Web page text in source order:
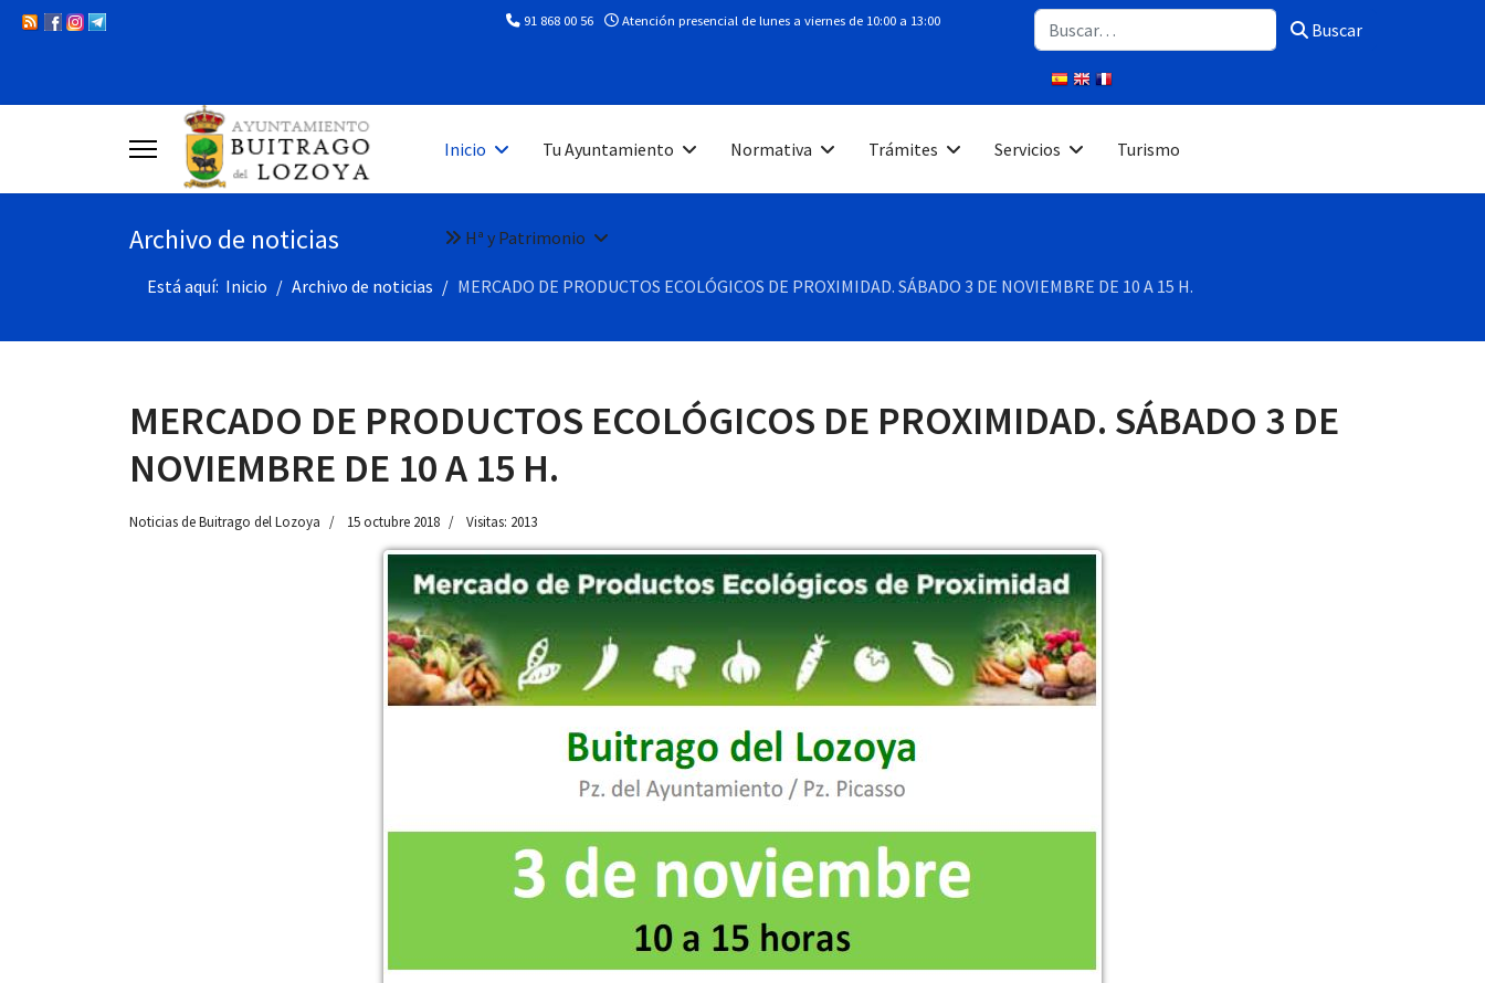
91 868 00 56 Atención presencial de lunes a viernes de 10:00 a 13:00 Buscar Buscar
Inicio Tu Ayuntamiento Normativa Trámites Servicios Turismo
Hª y Patrimonio
Archivo de noticias
Está aquí: Inicio Archivo de noticias MERCADO DE PRODUCTOS ECOLÓGICOS DE PROXIMIDAD. SÁBADO 3 DE NOVIEMBRE DE 10 A 15 H.
MERCADO DE PRODUCTOS ECOLÓGICOS DE PROXIMIDAD. SÁBADO 3 DE
NOVIEMBRE DE 10 A 15 H.
Noticias de Buitrago del Lozoya 15 octubre 2018 Visitas: 2013